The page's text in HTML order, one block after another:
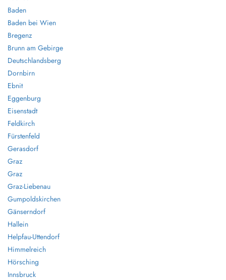
Baden
Baden bei Wien
Bregenz
Brunn am Gebirge
Deutschlandsberg
Dornbirn
Ebnit
Eggenburg
Eisenstadt
Feldkirch
Fürstenfeld
Gerasdorf
Graz
Graz
Graz-Liebenau
Gumpoldskirchen
Gänserndorf
Hallein
Helpfau-Uttendorf
Himmelreich
Hörsching
Innsbruck